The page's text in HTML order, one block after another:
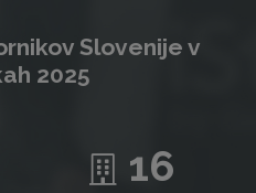
Slovenije v
2025
16